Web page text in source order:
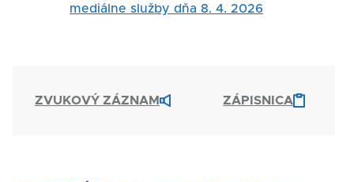
mediálne služby dňa 8. 4. 2026
ZVUKOVÝ ZÁZNAM ZÁPISNICA